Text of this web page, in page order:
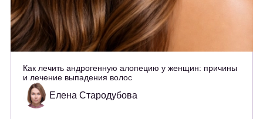
Как лечить андрогенную алопецию у женщин: причины
и лечение выпадения волос
Елена Стародубова